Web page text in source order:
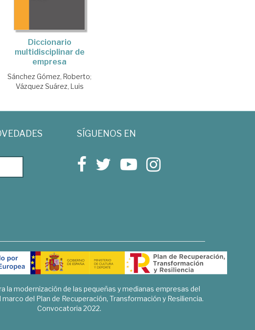
Diccionario
multidisciplinar de
empresa
Sánchez Gómez, Roberto;
Vázquez Suárez, Luis
SÍGUENOS EN
la modernización de las pequeñas y medianas empresas del
del Plan de Recuperación, Transformación y Resiliencia.
Convocatoria 2022.